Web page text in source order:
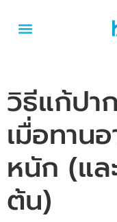
วิธีแก้ปา
เมื่อทาน
หนัก (แล
ต้น)